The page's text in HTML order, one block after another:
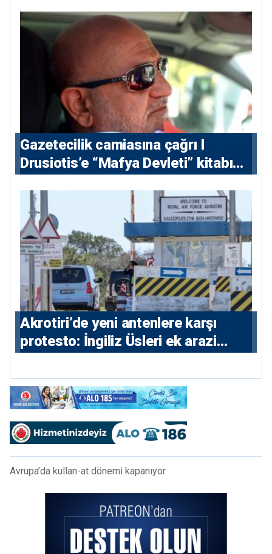
Gazetecilik camiasına çağrı I
⁠Drusiotis’e “Mafya Devleti” kitabı
⁠Akrotiri’de yeni antenlere karşı
protesto: İngiliz Üsleri ek arazi
Avrupa’da kullan-at dönemi kapanıyor